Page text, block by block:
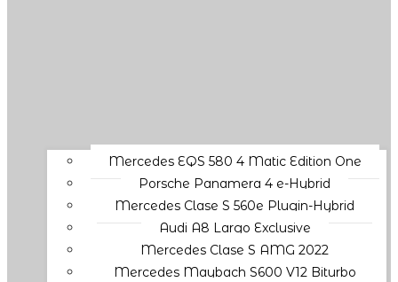
Mercedes EQS 580 4 Matic Edition One
Porsche Panamera 4 e-Hybrid
Mercedes Clase S 560e Plugin-Hybrid
Audi A8 Largo Exclusive
Mercedes Clase S AMG 2022
Mercedes Maybach S600 V12 Biturbo